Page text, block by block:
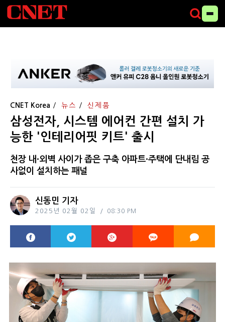
CNET Korea 뉴스 신제품
삼성전자, 시스템 에어컨 간편 설치 가
능한 '인테리어핏 키트' 출시
천장 내∙외벽 사이가 좁은 구축 아파트∙주택에 단내림 공
사없이 설치하는 패널
신동민 기자
2025년 02월 02일 08:30 PM